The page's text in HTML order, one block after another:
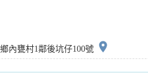
內甕村1鄰後坑仔100號 place